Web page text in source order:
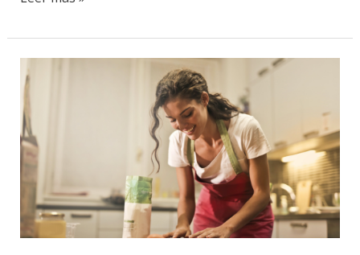
Eva:
Descubriendo
la
Belleza
de
la
Redención